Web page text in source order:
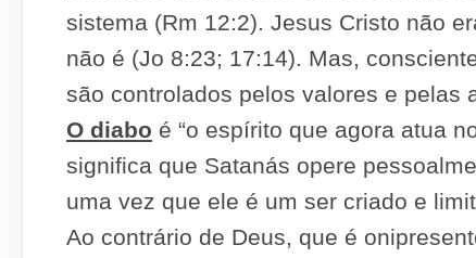
sistema (Rm 12:2). Jesus Cristo não
não é (Jo 8:23; 17:14). Mas,
são controlados pelos valores e pelas
O diabo é “o espírito que agora atua
significa que Satanás opere
uma vez que ele é um ser criado e
Ao contrário de Deus, que é